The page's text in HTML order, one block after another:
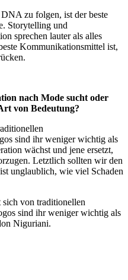
zu folgen, ist der beste
Storytelling und
sprechen lauter als alles
Kommunikationsmittel ist,
nach Mode sucht oder
von Bedeutung?
sind ihr weniger wichtig als
wächst und jene ersetzt,
Letztlich sollten wir den
unglaublich, wie viel Schaden
sich von traditionellen
sind ihr weniger wichtig als
Niguriani.